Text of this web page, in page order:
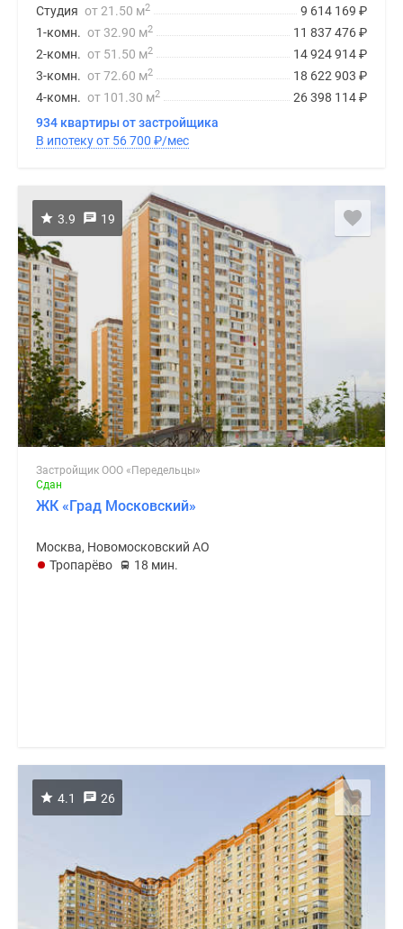
9 614 169 ₽
Студия от 21.50 м2
11 837 476₽
1-комн. от 32.90 м2
14 924 914₽
2-комн. от 51.50 м2
18 622 903 ₽
3-комн. от 72.60 м2
26 398 114₽
4-комн. от 101.30 м2
934 квартиры от застройщика
В ипотеку от 56 700 ₽/мес
3.9 19
Застройщик ООО «Передельцы»
Сдан
ЖК «Град Московский»
Москва, Новомосковский АО
Тропарёво
18 мин.
4.1 26